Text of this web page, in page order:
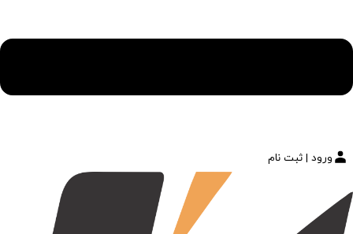
ورود | ثبت نام